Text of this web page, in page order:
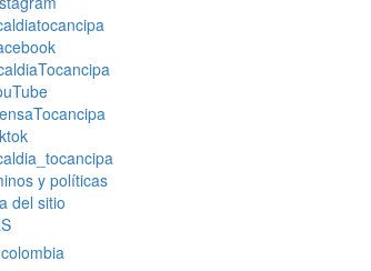
y políticas
del sitio